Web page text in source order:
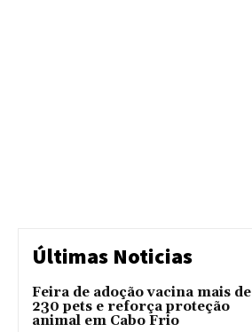
Últimas Noticias
Feira de adoção vacina mais de
230 pets e reforça proteção
animal em Cabo Frio